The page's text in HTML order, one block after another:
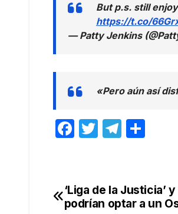
But p.s. still
https://t.co/
— Patty Jenkins
«Pero aún así
F
e
b
T
er
T
gr
a
p
ar
Navegación
‘Liga de la Justicia’
podrían optar a un